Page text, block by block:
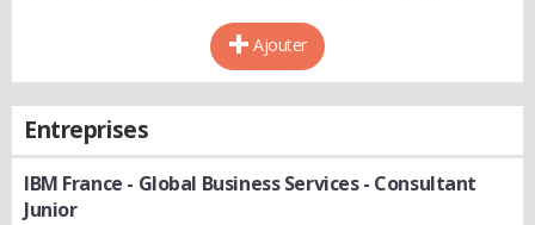
Ajouter
Entreprises
IBM France - Global Business Services- Consultant
Junior